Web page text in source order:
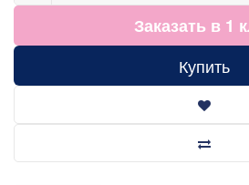
Заказать в 1
Купить